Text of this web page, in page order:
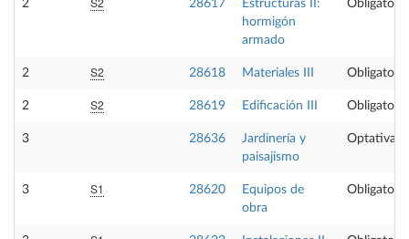
2 28617
Estructuras II:
hormigón
armado
Obligatoria
2 S2 28618 Materiales III Obligatoria
2 S2 28619 Edificación III Obligatoria
3 28636
Jardinería y
paisajismo
Optativa
3 S1 28620
Equipos de
obra
Obligatoria